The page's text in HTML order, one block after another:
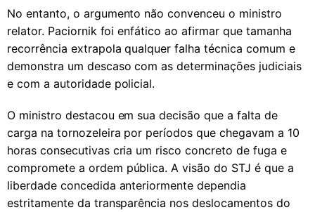
No entanto, o argumento não convenceu o ministro
relator. Paciornik foi enfático ao afirmar que tamanha
recorrência extrapola qualquer falha técnica comum e
demonstra um descaso com as determinações judiciais
e com a autoridade policial.
O ministro destacou em sua decisão que a falta de
carga na tornozeleira por períodos que chegavam a 10
horas consecutivas cria um risco concreto de fuga e
compromete a ordem pública. A visão do STJ é que a
liberdade concedida anteriormente dependia
estritamente da transparência nos deslocamentos do